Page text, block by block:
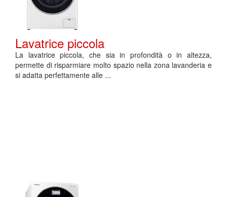
Lavatrice piccola
La lavatrice piccola, che sia in profondità o in altezza,
permette di risparmiare molto spazio nella zona lavanderia e
si adatta perfettamente alle ...